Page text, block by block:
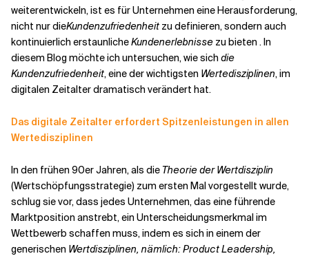
weiterentwickeln, ist es für Unternehmen eine Herausforderung,
nicht nur dieKundenzufriedenheit zu definieren, sondern auch
kontinuierlich erstaunlicheKundenerlebnisse zu bieten .In
diesem Blog möchte ich untersuchen, wie sich die
Kundenzufriedenheit, eine der wichtigsten Wertedisziplinen, im
digitalen Zeitalter dramatisch verändert hat.
Das digitale Zeitalter erfordert Spitzenleistungen in allen
Wertedisziplinen
In den frühen 90er Jahren, als die Theorie der Wertdisziplin
(Wertschöpfungsstrategie) zum ersten Mal vorgestellt wurde,
schlug sie vor, dass jedes Unternehmen, das eine führende
Marktposition anstrebt, ein Unterscheidungsmerkmal im
Wettbewerb schaffen muss, indem es sich in einem der
generischen Wertdisziplinen, nämlich: Product Leadership,